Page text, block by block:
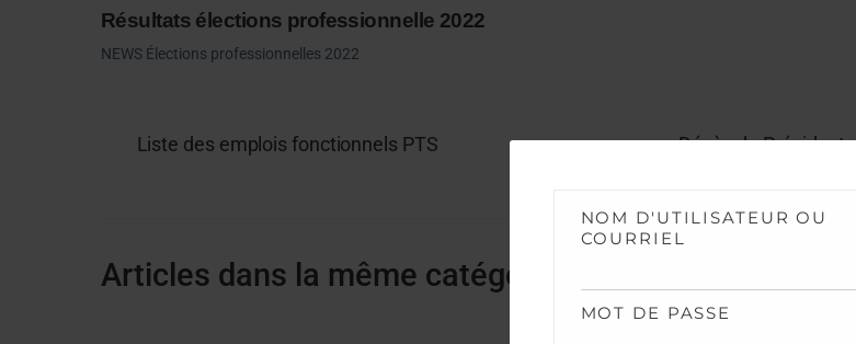
NOM D'UTILISATEUR OU
COURRIEL
MOT DE PASSE
Résultats élections professionnelle 2022
NEWS Élections professionnelles 2022
Liste des emplois fonctionnels PTS Décès du Président
Articles dans la même catégorie